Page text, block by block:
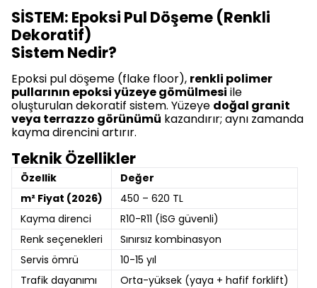
SİSTEM: Epoksi Pul Döşeme (Renkli
Dekoratif)
Sistem Nedir?
Epoksi pul döşeme (flake floor), renkli polimer
pullarının epoksi yüzeye gömülmesi ile
oluşturulan dekoratif sistem. Yüzeye doğal granit
veya terrazzo görünümü kazandırır; aynı zamanda
kayma direncini artırır.
Teknik Özellikler
Özellik
Değer
m² Fiyat (2026)
450 – 620 TL
Kayma direnci
R10-R11 (İSG güvenli)
Renk seçenekleri
Sınırsız kombinasyon
Servis ömrü
10-15 yıl
Trafik dayanımı
Orta-yüksek (yaya + hafif forklift)